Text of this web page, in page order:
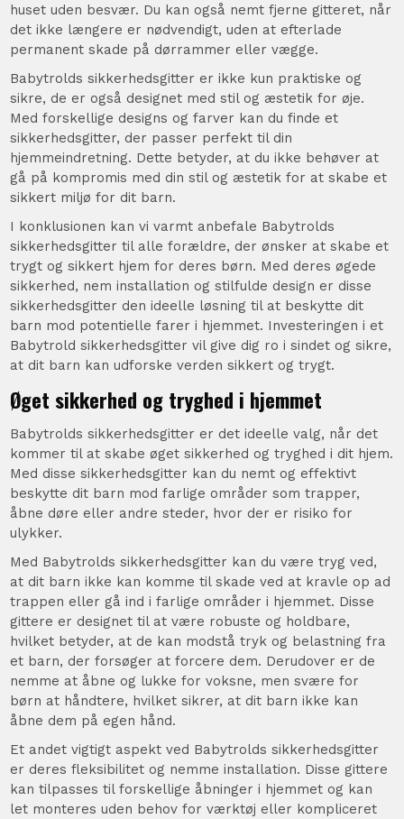
huset uden besvær. Du kan også nemt fjerne gitteret, når
det ikke længere er nødvendigt, uden at efterlade
permanent skade på dørrammer eller vægge.
Babytrolds sikkerhedsgitter er ikke kun praktiske og
sikre, de er også designet med stil og æstetik for øje.
Med forskellige designs og farver kan du finde et
sikkerhedsgitter, der passer perfekt til din
hjemmeindretning. Dette betyder, at du ikke behøver at
gå på kompromis med din stil og æstetik for at skabe et
sikkert miljø for dit barn.
I konklusionen kan vi varmt anbefale Babytrolds
sikkerhedsgitter til alle forældre, der ønsker at skabe et
trygt og sikkert hjem for deres børn. Med deres øgede
sikkerhed, nem installation og stilfulde design er disse
sikkerhedsgitter den ideelle løsning til at beskytte dit
barn mod potentielle farer i hjemmet. Investeringen i et
Babytrold sikkerhedsgitter vil give dig ro i sindet og sikre,
at dit barn kan udforske verden sikkert og trygt.
Øget sikkerhed og tryghed i hjemmet
Babytrolds sikkerhedsgitter er det ideelle valg, når det
kommer til at skabe øget sikkerhed og tryghed i dit hjem.
Med disse sikkerhedsgitter kan du nemt og effektivt
beskytte dit barn mod farlige områder som trapper,
åbne døre eller andre steder, hvor der er risiko for
ulykker.
Med Babytrolds sikkerhedsgitter kan du være tryg ved,
at dit barn ikke kan komme til skade ved at kravle op ad
trappen eller gå ind i farlige områder i hjemmet. Disse
gittere er designet til at være robuste og holdbare,
hvilket betyder, at de kan modstå tryk og belastning fra
et barn, der forsøger at forcere dem. Derudover er de
nemme at åbne og lukke for voksne, men svære for
børn at håndtere, hvilket sikrer, at dit barn ikke kan
åbne dem på egen hånd.
Et andet vigtigt aspekt ved Babytrolds sikkerhedsgitter
er deres fleksibilitet og nemme installation. Disse gittere
kan tilpasses til forskellige åbninger i hjemmet og kan
let monteres uden behov for værktøj eller kompliceret